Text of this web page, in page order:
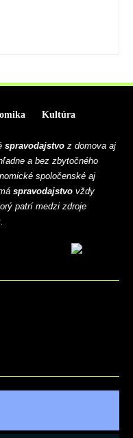
Kultúra
spravodajstvo z domova aj
a bez zbytočného
spoločenské aj
spravodajstvo vždy
patrí medzi zdroje